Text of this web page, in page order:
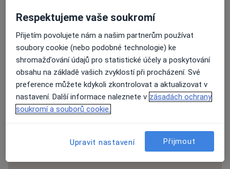
Názory
Přidejte svůj názor
28 názorů
Recenze pacientů jsou pro nás důležité.
odstranění nebo změnu recenze pacienta.
Další informace.
Další informace o názorech
Respektujeme vaše soukromí
Přijetím povolujete nám a našim partnerům používat
soubory cookie (nebo podobné technologie) ke
shromažďování údajů pro statistické účely a poskytování
obsahu na základě vašich zvyklostí při procházení. Své
preference můžete kdykoli zkontrolovat a aktualizovat v
nastavení. Další informace naleznete v zásadách ochrany
soukromí a souborů cookie.
Upravit nastavení Přijmout